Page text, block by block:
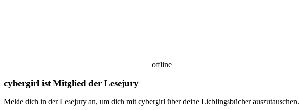
offline
cybergirl ist Mitglied der Lesejury
Melde dich in der Lesejury an, um dich mit cybergirl über deine Lieblingsbücher auszutauschen.